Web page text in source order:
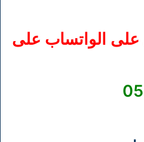
على الواتساب على